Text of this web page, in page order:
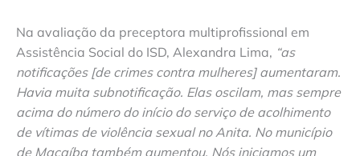
Na avaliação da preceptora multiprofissional em
Assistência Social do ISD, Alexandra Lima, “as
notificações [de crimes contra mulheres] aumentaram.
Havia muita subnotificação. Elas oscilam, mas sempre
acima do número do início do serviço de acolhimento
de vítimas de violência sexual no Anita. No município
de Macaíba também aumentou. Nós iniciamos um